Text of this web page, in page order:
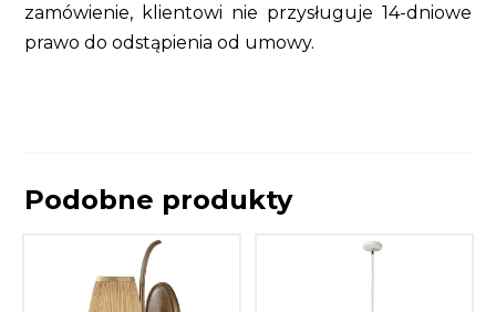
zamówienie, klientowi nie przysługuje 14-dniowe
prawo do odstąpienia od umowy.
Podobne produkty